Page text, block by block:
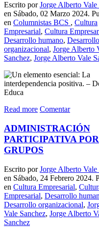
Escrito porJorge Alberto Vale
en Sábado, 02 Marzo 2024.
en Columnistas BCS , Cultura
Empresarial, Cultura
Desarrollo humano, Desarrollo
organizacional, Jorge Alberto
Sanchez, Jorge Alberto Vale
Read more Comentar
ADMINISTRACIÓN
PARTICIPATIVA POR
GRUPOS
Escrito porJorge Alberto Vale
en Sábado, 24 Febrero 2024.
en Cultura Empresarial,
Empresarial, Desarrollo
Desarrollo organizacional,
Vale Sanchez, Jorge Alberto
Sanchez